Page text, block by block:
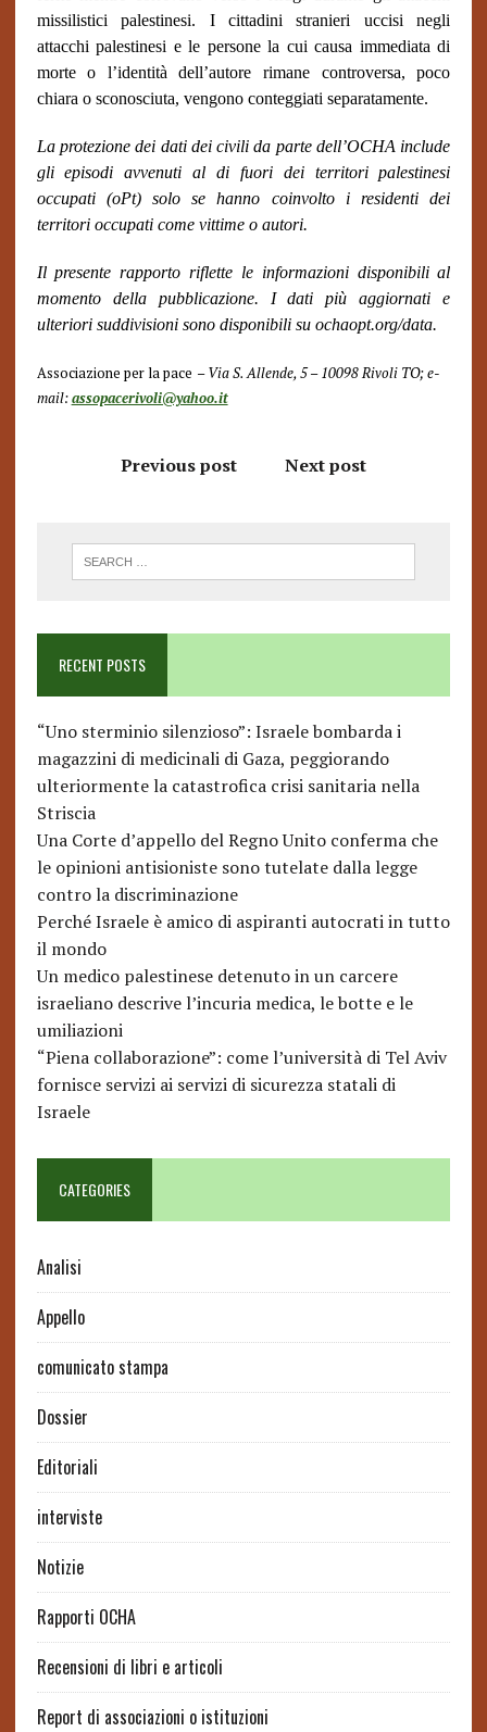
missilistici palestinesi. I cittadini stranieri uccisi negli
attacchi palestinesi e le persone la cui causa immediata di
morte o l’identità dell’autore rimane controversa, poco
chiara o sconosciuta, vengono conteggiati separatamente.
La protezione dei dati dei civili da parte dell’OCHA include
gli episodi avvenuti al di fuori dei territori palestinesi
occupati (oPt) solo se hanno coinvolto i residenti dei
territori occupati come vittime o autori.
Il presente rapporto riflette le informazioni disponibili al
momento della pubblicazione. I dati più aggiornati e
ulteriori suddivisioni sono disponibili su ochaopt.org/data.
Associazione per la pace – Via S. Allende, 5 – 10098 Rivoli TO; e-
mail:assopacerivoli@yahoo.it
Previous post Next post
RECENT POSTS
“Uno sterminio silenzioso”: Israele bombarda i
magazzini di medicinali di Gaza, peggiorando
ulteriormente la catastrofica crisi sanitaria nella
Striscia
Una Corte d’appello del Regno Unito conferma che
le opinioni antisioniste sono tutelate dalla legge
contro la discriminazione
Perché Israele è amico di aspiranti autocrati in tutto
il mondo
Un medico palestinese detenuto in un carcere
israeliano descrive l’incuria medica, le botte e le
umiliazioni
“Piena collaborazione”: come l’università di Tel Aviv
fornisce servizi ai servizi di sicurezza statali di
Israele
CATEGORIES
Analisi
Appello
comunicato stampa
Dossier
Editoriali
interviste
Notizie
Rapporti OCHA
Recensioni di libri e articoli
Report di associazioni o istituzioni